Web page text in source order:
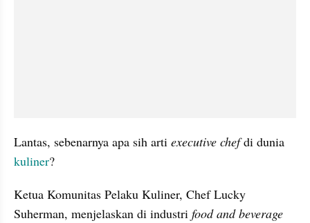
Lantas, sebenarnya apa sih arti executive chef
kuliner?
Ketua Komunitas Pelaku Kuliner, Chef Lucky
Suherman, menjelaskan di industri